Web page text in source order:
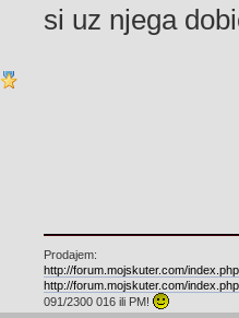
si uz njega
Prodajem:
http://forum.mojskuter.com/
http://forum.mojskuter.com/
091/2300 016 ili PM!